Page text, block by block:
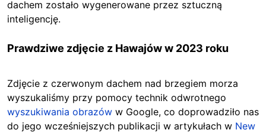
dachem zostało wygenerowane przez sztuczną
inteligencję.
Prawdziwe zdjęcie z Hawajów w 2023 roku
Zdjęcie z czerwonym dachem nad brzegiem morza
wyszukaliśmy przy pomocy technik odwrotnego
wyszukiwania obrazów w Google, co doprowadziło nas
do jego wcześniejszych publikacji w artykułach w New